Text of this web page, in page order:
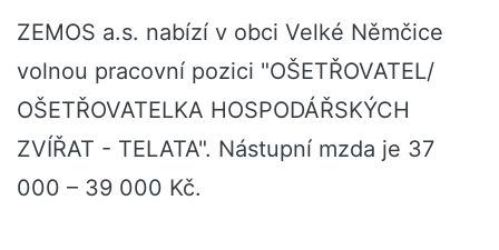
ZEMOS a.s. nabízí v obci Velké Němčice
volnou pracovní pozici "OŠETŘOVATEL/
OŠETŘOVATELKA HOSPODÁŘSKÝCH
ZVÍŘAT - TELATA". Nástupní mzda je 37
000 – 39 000 Kč.